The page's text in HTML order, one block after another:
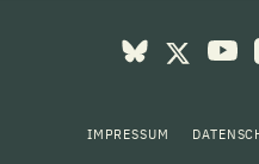
IMPRESSUM